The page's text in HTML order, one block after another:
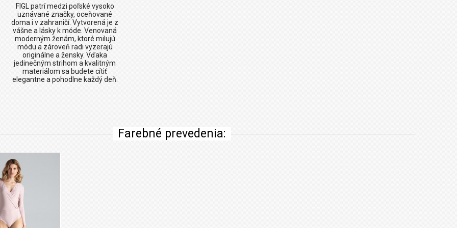
FIGL patrí medzi poľské vysoko
uznávané značky, oceňované
doma i v zahraničí. Vytvorená je z
vášne a lásky k móde. Venovaná
moderným ženám, ktoré milujú
módu a zároveň radi vyzerajú
originálne a žensky. Vďaka
jedinečným strihom a kvalitným
materiálom sa budete cítiť
elegantne a pohodlne každý deň.
Farebné prevedenia: